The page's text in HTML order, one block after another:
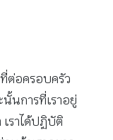
ต่อครอบครัว
นการที่เราอยู่
ราได้ปฏิบัติ